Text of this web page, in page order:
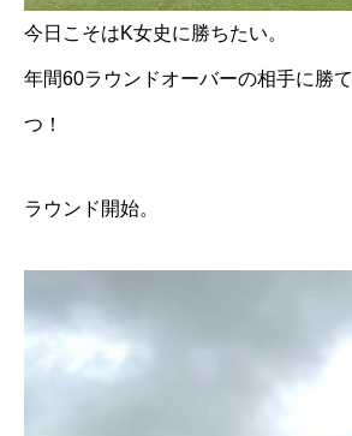
今日こそはK女史に勝ちたい。
年間60ラウンドオーバーの相手に勝
つ！
ラウンド開始。